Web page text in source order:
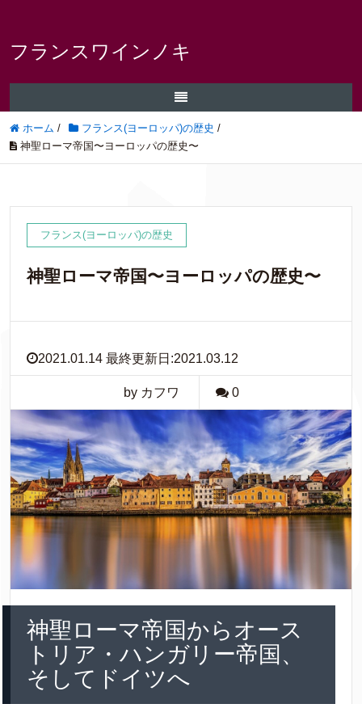
フランスワインノキ
ホーム / フランス(ヨーロッパ)の歴史 /
神聖ローマ帝国〜ヨーロッパの歴史〜
フランス(ヨーロッパ)の歴史
神聖ローマ帝国〜ヨーロッパの歴史〜
2021.01.14 最終更新日:2021.03.12
by カフワ 0
神聖ローマ帝国からオース
トリア・ハンガリー帝国、
そしてドイツへ